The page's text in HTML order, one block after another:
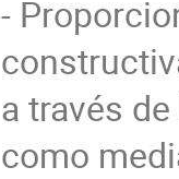
-
a través
como